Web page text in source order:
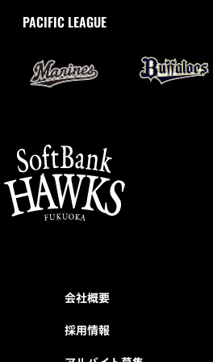
PACIFIC LEAGUE
会社概要
採用情報